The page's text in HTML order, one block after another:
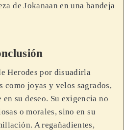
de Jokanaan en una bandeja
Herodes por disuadirla
joyas y velos sagrados,
en su deseo. Su exigencia no
o morales, sino en su
A regañadientes,